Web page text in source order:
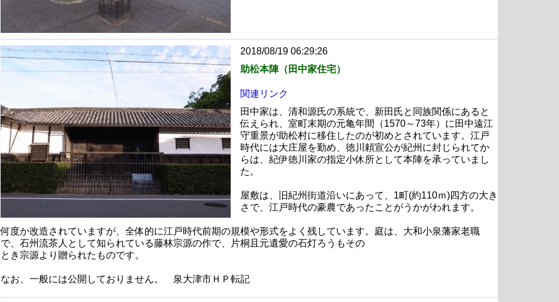
2018/08/19 06:29:26
助松本陣（田中家住宅）
関連リンク
田中家は、清和源氏の系統で、新田氏と同族関係にあると
伝えられ、室町末期の元亀年間（1570～73年）に田中遠江
守重景が助松村に移住したのが初めとされています。江戸
時代には大庄屋を勤め、徳川頼宣公が紀州に封じられてか
らは、紀伊徳川家の指定小休所として本陣を承っていまし
た。
屋敷は、旧紀州街道沿いにあって、1町(約110ｍ)四方の大き
さで、江戸時代の豪農であったことがうかがわれます。
何度か改造されていますが、全体的に江戸時代前期の規模や形式をよく残しています。庭は、大和小泉藩家老職
で、石州流茶人として知られている藤林宗源の作で、片桐且元遺愛の石灯ろうもその
とき宗源より贈られたものです。
なお、一般には公開しておりません。 泉大津市ＨＰ転記